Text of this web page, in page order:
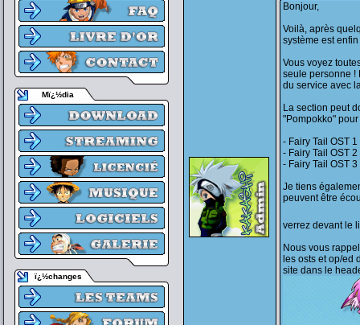
Mï¿½dia
ï¿½changes
Bonjour,
Voilà, après
système est
Vous voyez
seule personne !
du service avec
La section peut
"Pompokko"
- Fairy Tail OST 1
- Fairy Tail OST 2
- Fairy Tail OST 3
Je tiens
peuvent être
verrez devant le
Nous vous
les osts et op/ed
site dans le